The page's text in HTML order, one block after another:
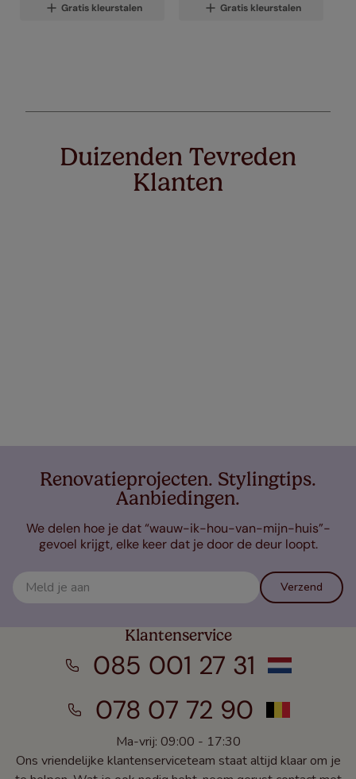
Gratis kleurstalen Gratis kleurstalen
Duizenden Tevreden
Klanten
Renovatieprojecten. Stylingtips.
Aanbiedingen.
We delen hoe je dat “wauw-ik-hou-van-mijn-huis”-
gevoel krijgt, elke keer dat je door de deur loopt.
Verzend
Klantenservice
085 001 27 31
078 07 72 90
Ma-vrij: 09:00 - 17:30
Ons vriendelijke klantenserviceteam staat altijd klaar om je